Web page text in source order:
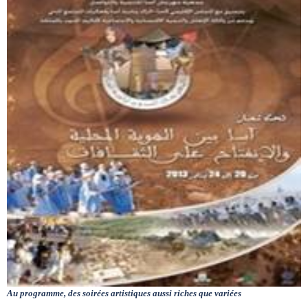
Circuits touristiques
Tourisme
Régions
Hotels
Evenements
Contact
Au programme, des soirées artistiques aussi riches que variées